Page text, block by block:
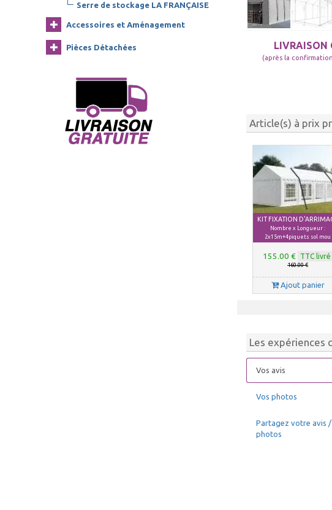
Serre de stockage LA FRANÇAISE
Accessoires et Aménagement
Pièces Détachées LIVRAISON
(après la
Article(s) à prix
KIT FIXATION
Nombre x Longueur :
2x15m+4piquets sol mou
155.00 € TTC livré
160.00 €
Ajout panier
Les expériences
Vos avis
Vos photos
Partagez votre avis /
photos